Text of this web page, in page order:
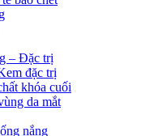
– Đặc trị
đặc trị
khóa cuối
da mắt
nắng